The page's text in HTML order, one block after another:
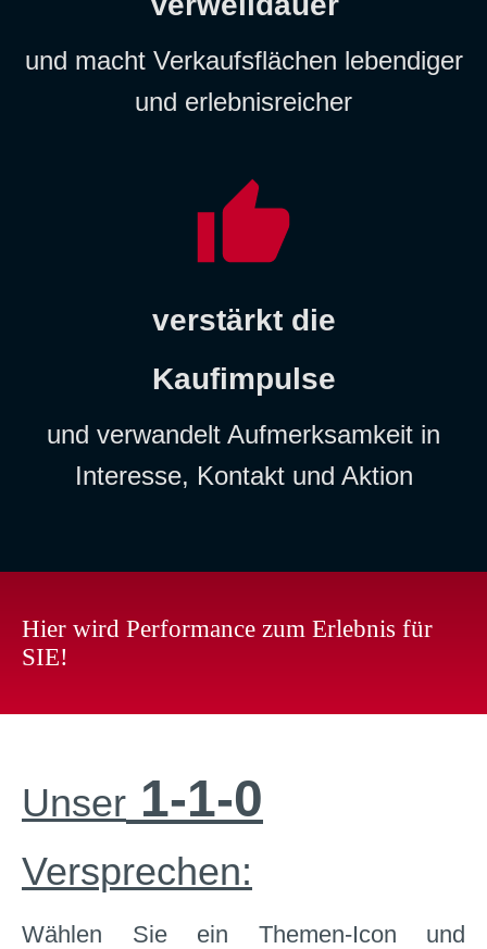
und macht Verkaufsflächen lebendiger
und erlebnisreicher
verstärkt die
Kaufimpulse
und verwandelt Aufmerksamkeit in
Interesse, Kontakt und Aktion
Hier wird Performance zum Erlebnis für
SIE!
Unser 1-1-0
Versprechen:
Wählen Sie ein Themen-Icon und